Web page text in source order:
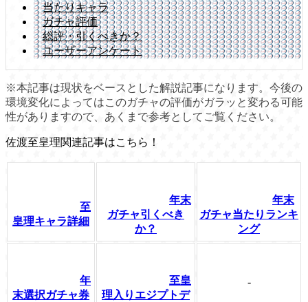
当たりキャラ
ガチャ評価
総評・引くべきか？
ユーザーアンケート
※本記事は現状をベースとした解説記事になります。今後の
環境変化によってはこのガチャの評価がガラッと変わる可能
性がありますので、あくまで参考としてご覧ください。
佐渡至皇理関連記事はこちら！
至
皇理キャラ詳細
年末
ガチャ引くべき
か？
年末
ガチャ当たりランキ
ング
年
末選択ガチャ券
至皇
理入りエジプトデ
-